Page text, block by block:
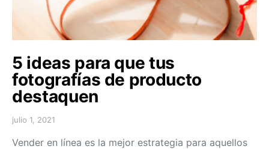
5 ideas para que tus
fotografías de producto
destaquen
julio 1, 2021
Vender en línea es la mejor estrategia para aquellos